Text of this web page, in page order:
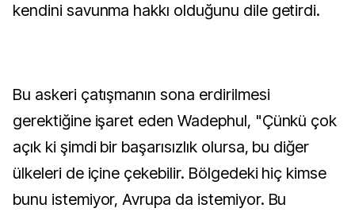
kendini savunma hakkı olduğunu dile getirdi.
Bu askeri çatışmanın sona erdirilmesi
gerektiğine işaret eden Wadephul, "Çünkü çok
açık ki şimdi bir başarısızlık olursa, bu diğer
ülkeleri de içine çekebilir. Bölgedeki hiç kimse
bunu istemiyor, Avrupa da istemiyor. Bu